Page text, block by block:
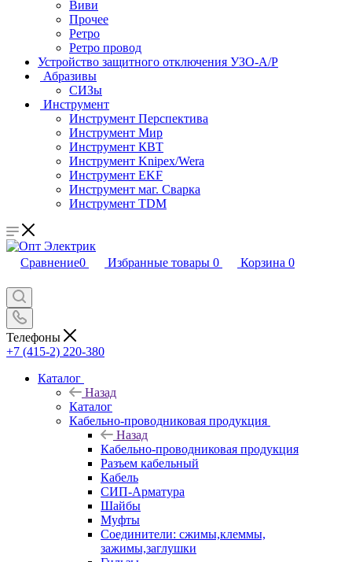
Виви
Прочее
Ретро
Ретро провод
Устройство защитного отключения УЗО-А/Р
Абразивы
СИЗы
Инструмент
Инструмент Перспектива
Инструмент Мир
Инструмент КВТ
Инструмент Knipex/Wera
Инструмент EKF
Инструмент маг. Сварка
Инструмент TDM
Сравнение0 Избранные товары 0 Корзина 0
Телефоны
+7 (415-2) 220-380
Каталог
Назад
Каталог
Кабельно-проводниковая продукция
Назад
Кабельно-проводниковая продукция
Разъем кабельный
Кабель
СИП-Арматура
Шайбы
Муфты
Соединители: сжимы,клеммы,
зажимы,заглушки